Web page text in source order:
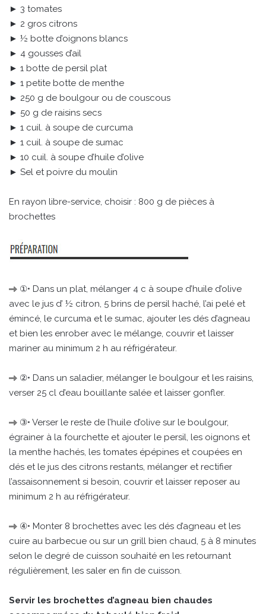
► 3 tomates
► 2 gros citrons
► ½ botte d’oignons blancs
► 4 gousses d’ail
► 1 botte de persil plat
► 1 petite botte de menthe
► 250 g de boulgour ou de couscous
► 50 g de raisins secs
► 1 cuil. à soupe de curcuma
► 1 cuil. à soupe de sumac
► 10 cuil. à soupe d’huile d’olive
► Sel et poivre du moulin
En rayon libre-service, choisir : 800 g de pièces à
brochettes
①• Dans un plat, mélanger 4 c à soupe d’huile d’olive
avec le jus d’ ½ citron, 5 brins de persil haché, l’ai pelé et
émincé, le curcuma et le sumac, ajouter les dés d’agneau
et bien les enrober avec le mélange, couvrir et laisser
mariner au minimum 2 h au réfrigérateur.
②• Dans un saladier, mélanger le boulgour et les raisins,
verser 25 cl d’eau bouillante salée et laisser gonfler.
③• Verser le reste de l’huile d’olive sur le boulgour,
égrainer à la fourchette et ajouter le persil, les oignons et
la menthe hachés, les tomates épépines et coupées en
dés et le jus des citrons restants, mélanger et rectifier
l’assaisonnement si besoin, couvrir et laisser reposer au
minimum 2 h au réfrigérateur.
④• Monter 8 brochettes avec les dés d’agneau et les
cuire au barbecue ou sur un grill bien chaud, 5 à 8 minutes
selon le degré de cuisson souhaité en les retournant
régulièrement, les saler en fin de cuisson.
Servir les brochettes d’agneau bien chaudes